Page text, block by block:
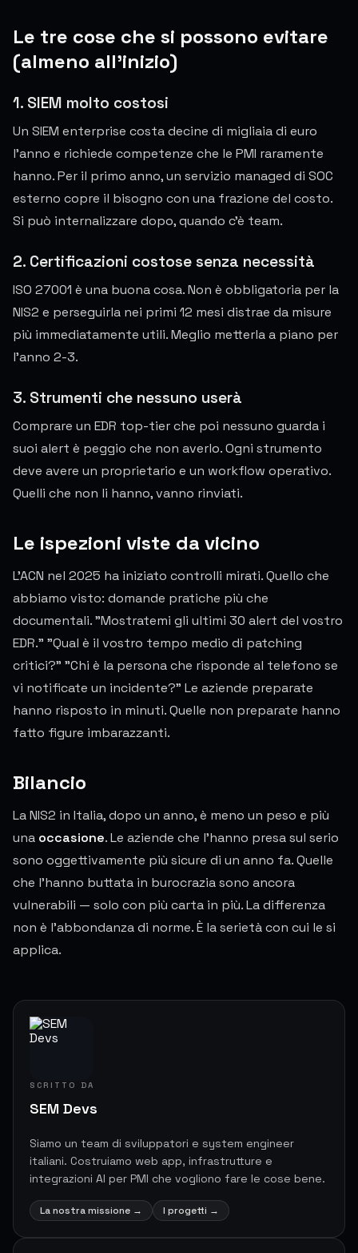
Le tre cose che si possono evitare
(almeno all'inizio)
1. SIEM molto costosi
Un SIEM enterprise costa decine di migliaia di euro
l'anno e richiede competenze che le PMI raramente
hanno. Per il primo anno, un servizio managed di SOC
esterno copre il bisogno con una frazione del costo.
Si può internalizzare dopo, quando c'è team.
2. Certificazioni costose senza necessità
ISO 27001 è una buona cosa. Non è obbligatoria per la
NIS2 e perseguirla nei primi 12 mesi distrae da misure
più immediatamente utili. Meglio metterla a piano per
l'anno 2-3.
3. Strumenti che nessuno userà
Comprare un EDR top-tier che poi nessuno guarda i
suoi alert è peggio che non averlo. Ogni strumento
deve avere un proprietario e un workflow operativo.
Quelli che non li hanno, vanno rinviati.
Le ispezioni viste da vicino
L'ACN nel 2025 ha iniziato controlli mirati. Quello che
abbiamo visto: domande pratiche più che
documentali. "Mostratemi gli ultimi 30 alert del vostro
EDR." "Qual è il vostro tempo medio di patching
critici?" "Chi è la persona che risponde al telefono se
vi notificate un incidente?" Le aziende preparate
hanno risposto in minuti. Quelle non preparate hanno
fatto figure imbarazzanti.
Bilancio
La NIS2 in Italia, dopo un anno, è meno un peso e più
una occasione. Le aziende che l'hanno presa sul serio
sono oggettivamente più sicure di un anno fa. Quelle
che l'hanno buttata in burocrazia sono ancora
vulnerabili — solo con più carta in più. La differenza
non è l'abbondanza di norme. È la serietà con cui le si
applica.
SCRITTO DA
SEM Devs
Siamo un team di sviluppatori e system engineer
italiani. Costruiamo web app, infrastrutture e
integrazioni AI per PMI che vogliono fare le cose bene.
La nostra missione → I progetti →